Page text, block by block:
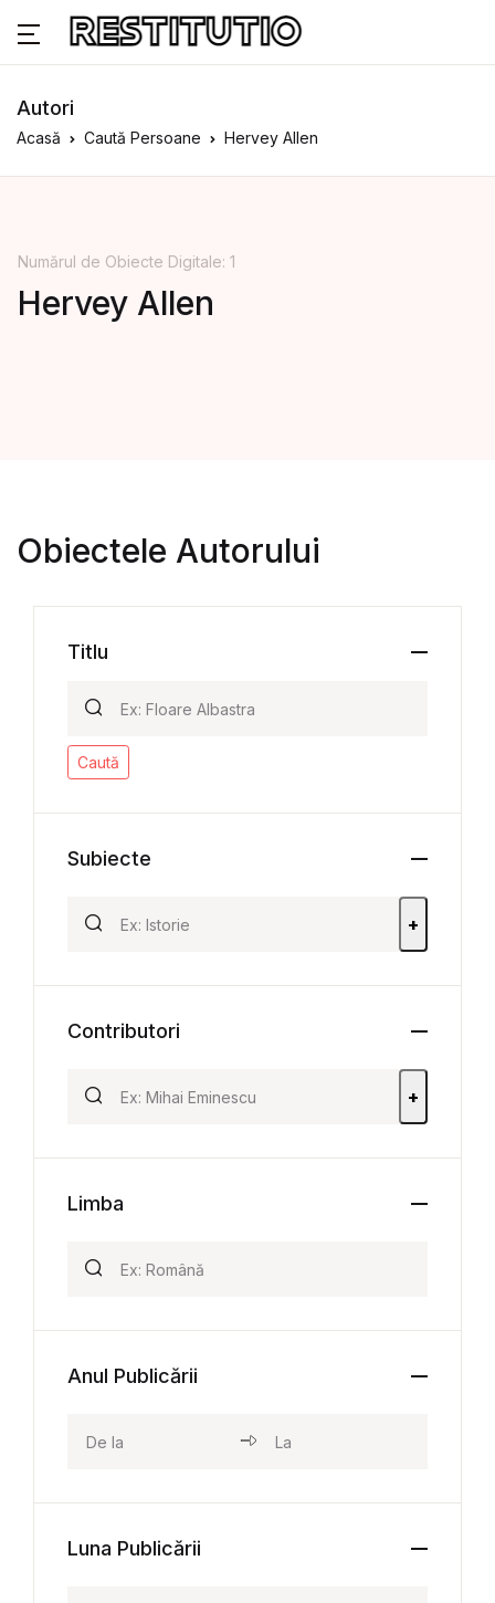
Autori
Acasă Caută Persoane Hervey Allen
Numărul de Obiecte Digitale: 1
Hervey Allen
Obiectele Autorului
Titlu
Caută
Subiecte
+
Contributori
+
Limba
Anul Publicării
Luna Publicării